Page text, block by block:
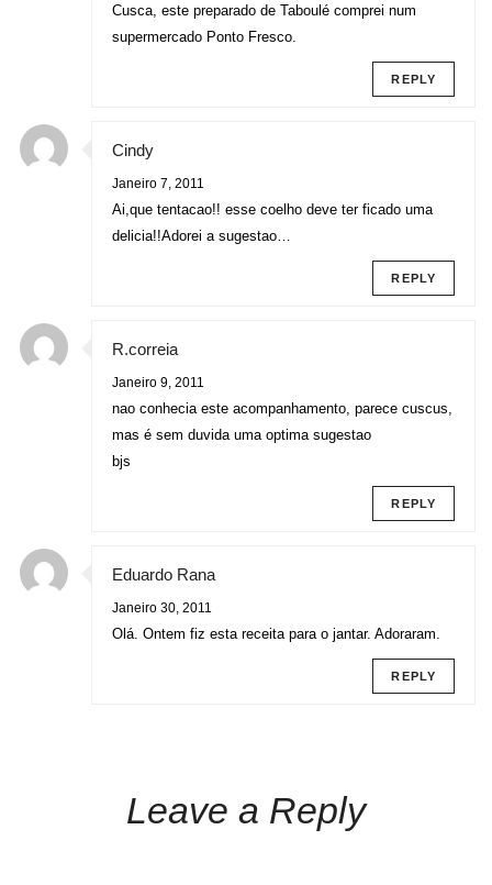
Cusca, este preparado de Taboulé comprei num
supermercado Ponto Fresco.
REPLY
Cindy
Janeiro 7, 2011
Ai,que tentacao!! esse coelho deve ter ficado uma
delicia!!Adorei a sugestao…
REPLY
R.correia
Janeiro 9, 2011
nao conhecia este acompanhamento, parece cuscus,
mas é sem duvida uma optima sugestao
bjs
REPLY
Eduardo Rana
Janeiro 30, 2011
Olá. Ontem fiz esta receita para o jantar. Adoraram.
REPLY
Leave a Reply